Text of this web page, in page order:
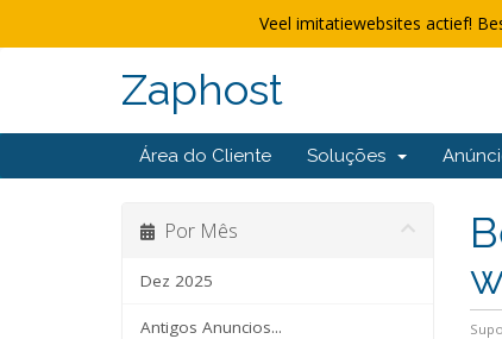
Veel imitatiewebsites actief!
Zaphost
Área do Cliente Soluções
Por Mês
Dez 2025
Antigos Anuncios...